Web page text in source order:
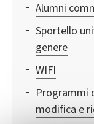
Alumni
Sportello
genere
WIFI
Programmi
modifica e